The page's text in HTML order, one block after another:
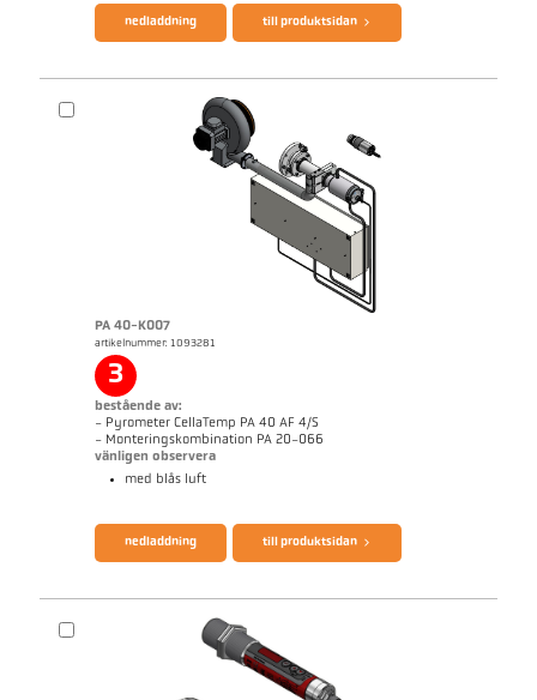
nedladdning till produktsidan
PA 40-K007
artikelnummer: 1093281
3
bestående av:
- Pyrometer CellaTemp PA 40 AF 4/S
- Monteringskombination PA 20-066
vänligen observera
med blås luft
nedladdning till produktsidan